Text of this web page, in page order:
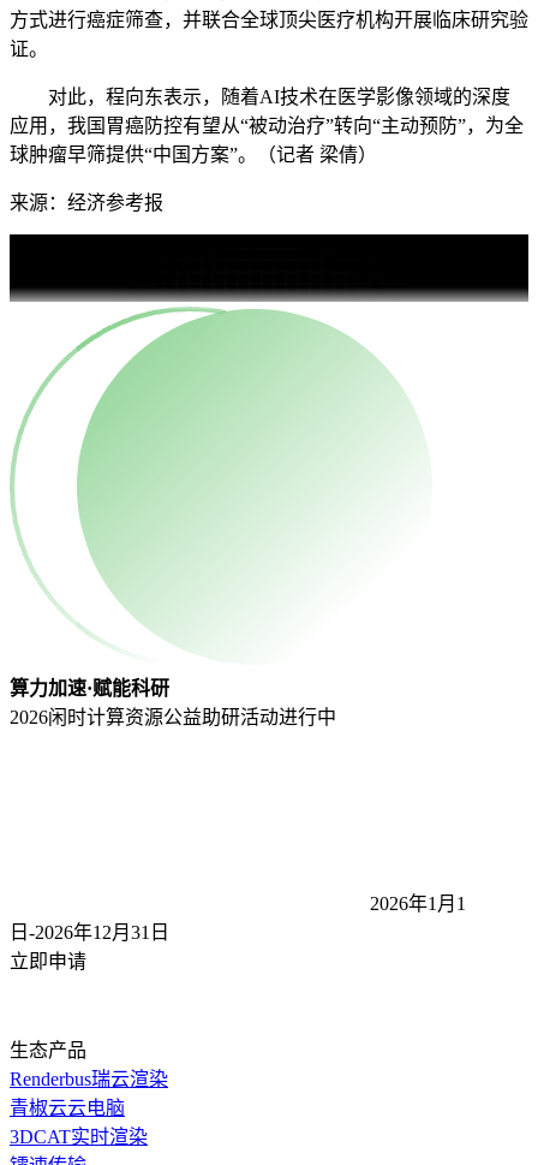
方式进行癌症筛查，并联合全球顶尖医疗机构开展临床研究验
证。
对此，程向东表示，随着AI技术在医学影像领域的深度
应用，我国胃癌防控有望从“被动治疗”转向“主动预防”，为全
球肿瘤早筛提供“中国方案”。（记者 梁倩）
来源：经济参考报
算力加速·赋能科研
2026闲时计算资源公益助研活动进行中
2026年1月1
日-2026年12月31 日
立即申请
生态产品
Renderbus瑞云渲染
青椒云云电脑
3DCAT实时渲染